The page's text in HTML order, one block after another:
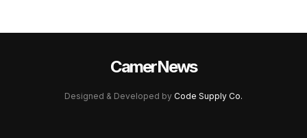
CamerNews
Designed & Developed by Code Supply Co.